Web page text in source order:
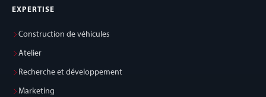
EXPERTISE
Construction de véhicules
Atelier
Recherche et développement
Marketing